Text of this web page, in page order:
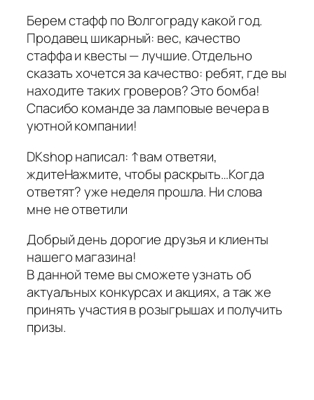
Берем стафф по Волгограду какой год.
Продавец шикарный: вес, качество
стаффа и квесты — лучшие. Отдельно
сказать хочется за качество: ребят, где вы
находите таких гроверов? Это бомба!
Спасибо команде за ламповые вечера в
уютной компании!
DKshop написал: ↑вам ответяи,
ждитеНажмите, чтобы раскрыть…Когда
ответят? уже неделя прошла. Ни слова
мне не ответили
Добрый день дорогие друзья и клиенты
нашего магазина!
В данной теме вы сможете узнать об
актуальных конкурсах и акциях, а так же
принять участия в розыгрышах и получить
призы.